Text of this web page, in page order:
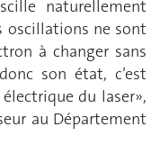
naturellement
oscillations ne sont
à changer sans
son état, c’est
du laser»,
au Département